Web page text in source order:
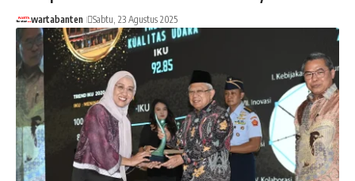
wartabanten Sabtu, 23 Agustus 2025